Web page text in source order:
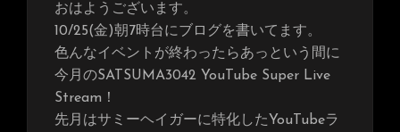
おはようございます。
10/25(金)朝7時台にブログを書いてます。
色んなイベントが終わったらあっという間に
今月のSATSUMA3042 YouTube Super Live
Stream！
先月はサミーヘイガーに特化したYouTubeラ